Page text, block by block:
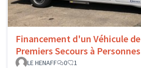
Financement d'un Véhicule de
Premiers Secours à Personnes
LE HENAFF
0 1